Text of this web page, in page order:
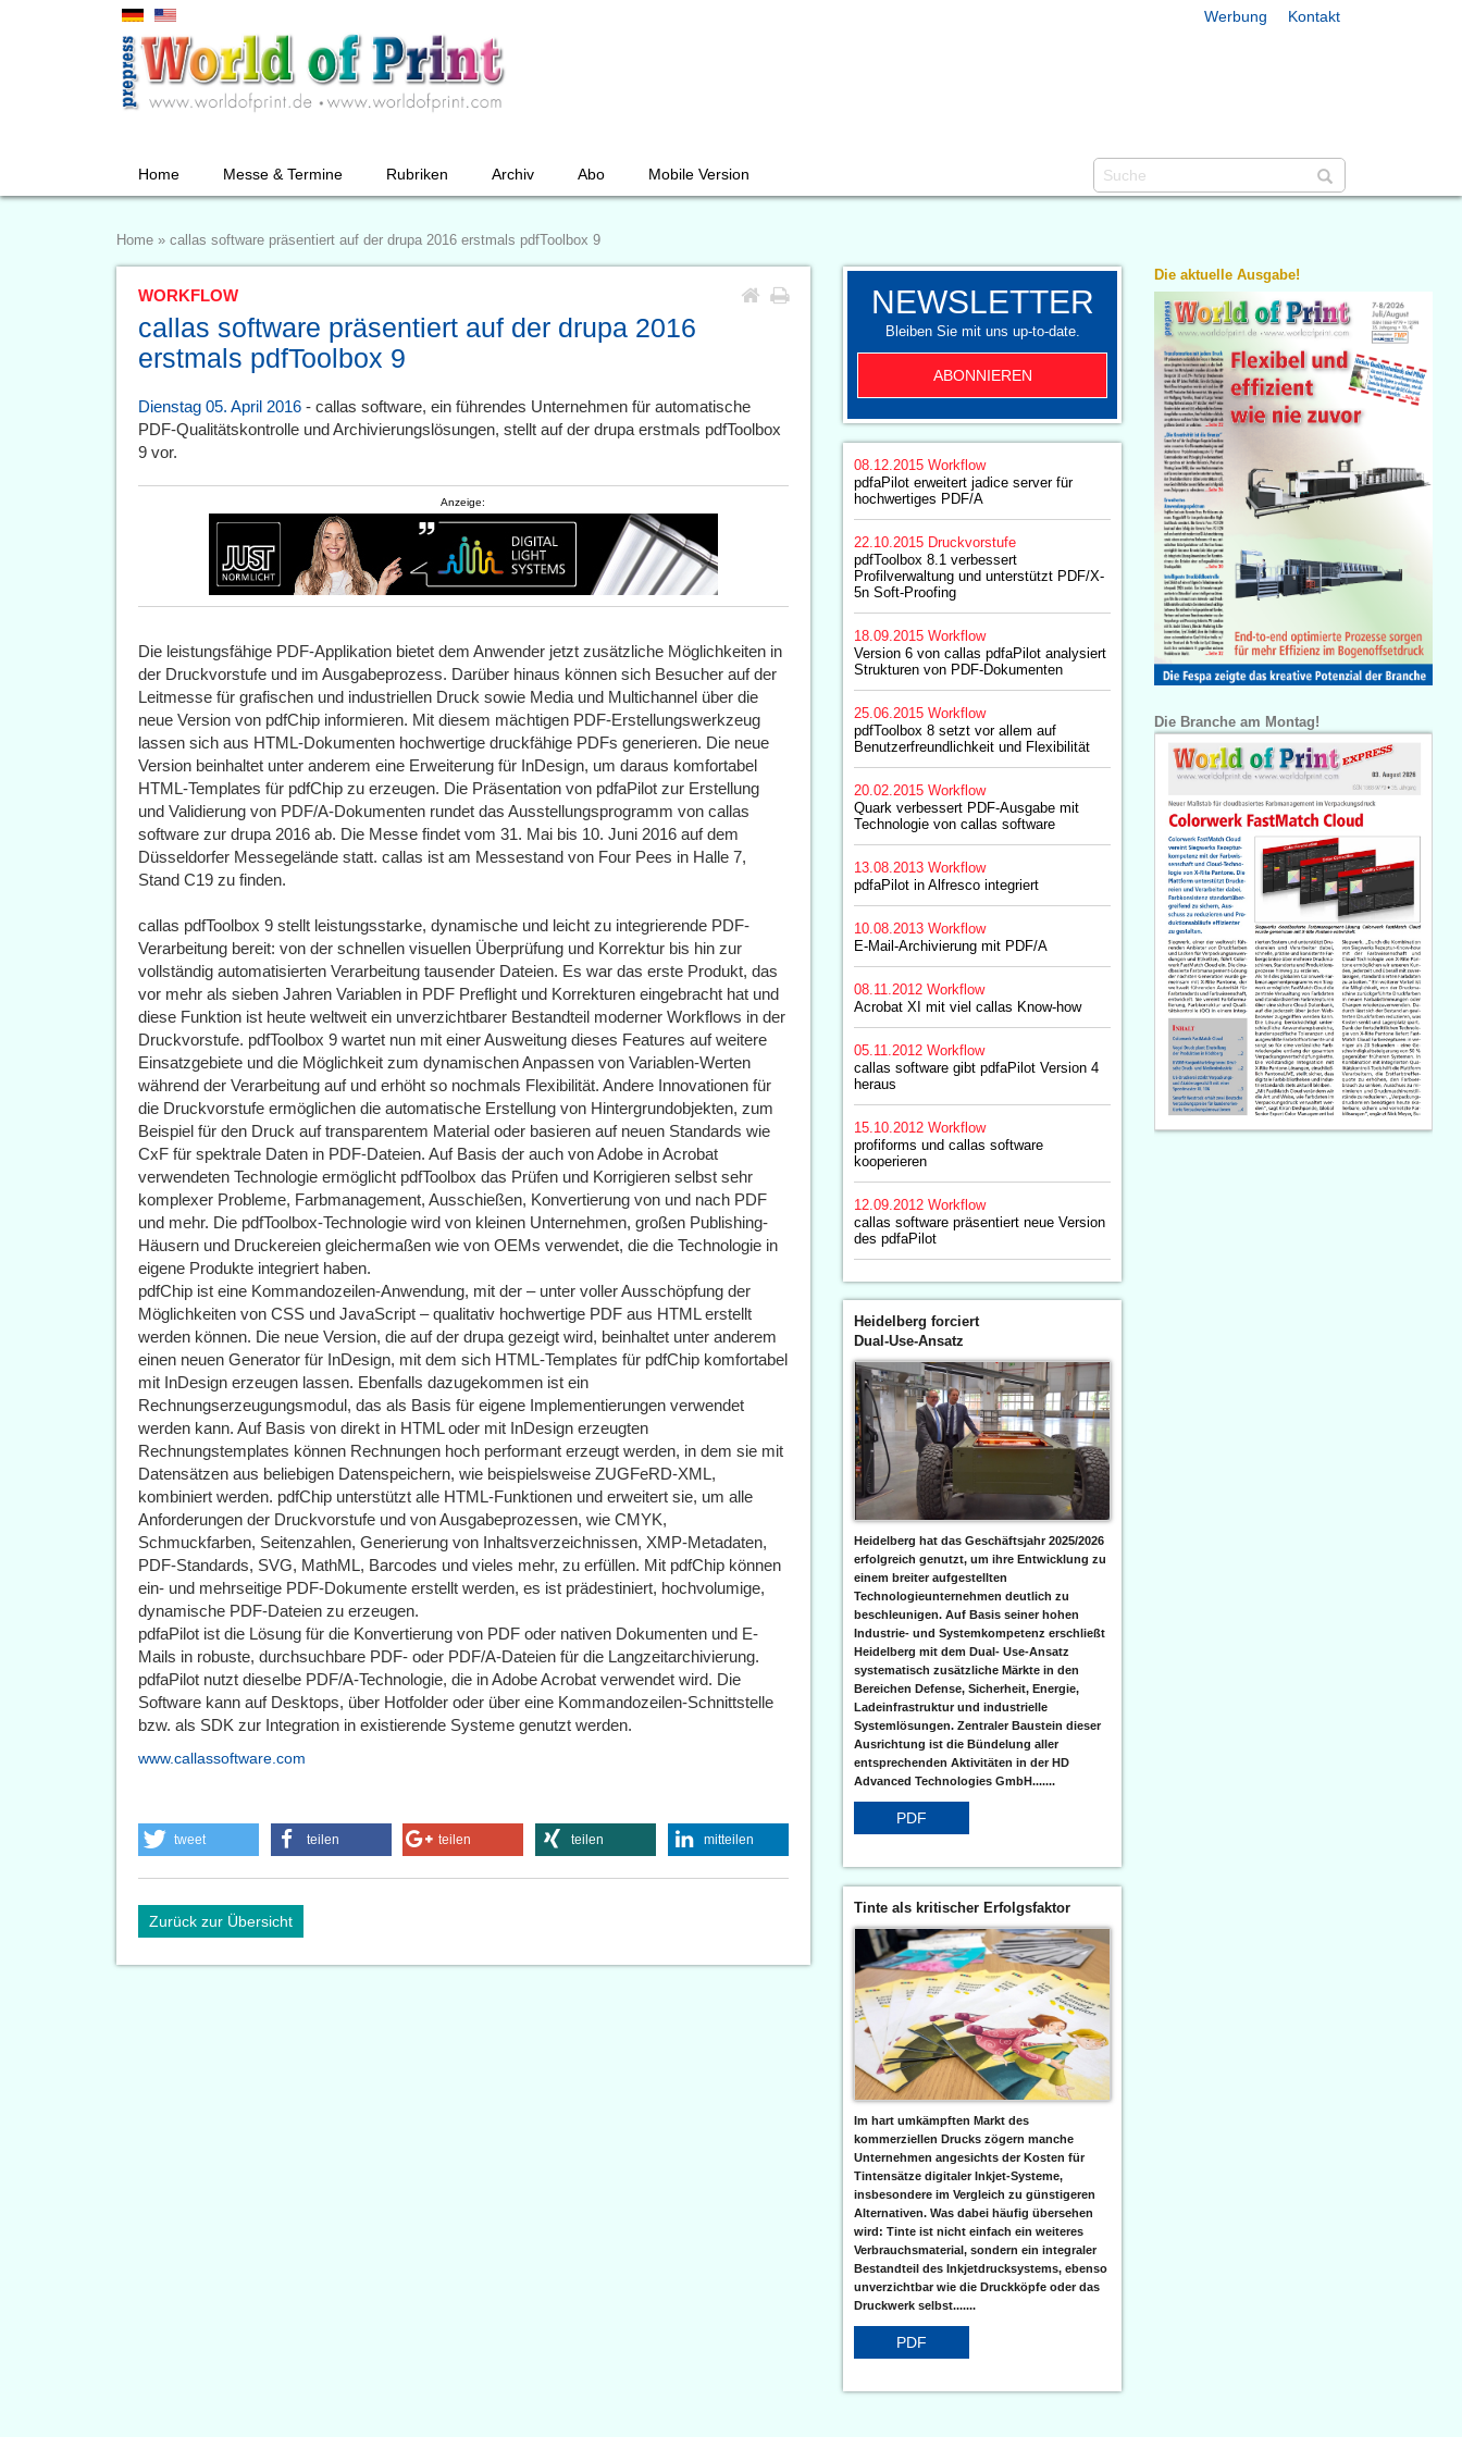
Werbung Kontakt
Home Messe & Termine Rubriken Archiv Abo Mobile Version
Home » callas software präsentiert auf der drupa 2016 erstmals pdfToolbox 9
WORKFLOW
callas software präsentiert auf der drupa 2016
erstmals pdfToolbox 9
Dienstag 05. April 2016 - callas software, ein führendes Unternehmen für automatische
PDF-Qualitätskontrolle und Archivierungslösungen, stellt auf der drupa erstmals pdfToolbox
9 vor.
Anzeige:
Die leistungsfähige PDF-Applikation bietet dem Anwender jetzt zusätzliche Möglichkeiten in
der Druckvorstufe und im Ausgabeprozess. Darüber hinaus können sich Besucher auf der
Leitmesse für grafischen und industriellen Druck sowie Media und Multichannel über die
neue Version von pdfChip informieren. Mit diesem mächtigen PDF-Erstellungswerkzeug
lassen sich aus HTML-Dokumenten hochwertige druckfähige PDFs generieren. Die neue
Version beinhaltet unter anderem eine Erweiterung für InDesign, um daraus komfortabel
HTML-Templates für pdfChip zu erzeugen. Die Präsentation von pdfaPilot zur Erstellung
und Validierung von PDF/A-Dokumenten rundet das Ausstellungsprogramm von callas
software zur drupa 2016 ab. Die Messe findet vom 31. Mai bis 10. Juni 2016 auf dem
Düsseldorfer Messegelände statt. callas ist am Messestand von Four Pees in Halle 7,
Stand C19 zu finden.
callas pdfToolbox 9 stellt leistungsstarke, dynamische und leicht zu integrierende PDF-
Verarbeitung bereit: von der schnellen visuellen Überprüfung und Korrektur bis hin zur
vollständig automatisierten Verarbeitung tausender Dateien. Es war das erste Produkt, das
vor mehr als sieben Jahren Variablen in PDF Preflight und Korrekturen eingebracht hat und
diese Funktion ist heute weltweit ein unverzichtbarer Bestandteil moderner Workflows in der
Druckvorstufe. pdfToolbox 9 wartet nun mit einer Ausweitung dieses Features auf weitere
Einsatzgebiete und die Möglichkeit zum dynamischen Anpassen von Variablen-Werten
während der Verarbeitung auf und erhöht so nochmals Flexibilität. Andere Innovationen für
die Druckvorstufe ermöglichen die automatische Erstellung von Hintergrundobjekten, zum
Beispiel für den Druck auf transparentem Material oder basieren auf neuen Standards wie
CxF für spektrale Daten in PDF-Dateien. Auf Basis der auch von Adobe in Acrobat
verwendeten Technologie ermöglicht pdfToolbox das Prüfen und Korrigieren selbst sehr
komplexer Probleme, Farbmanagement, Ausschießen, Konvertierung von und nach PDF
und mehr. Die pdfToolbox-Technologie wird von kleinen Unternehmen, großen Publishing-
Häusern und Druckereien gleichermaßen wie von OEMs verwendet, die die Technologie in
eigene Produkte integriert haben.
pdfChip ist eine Kommandozeilen-Anwendung, mit der – unter voller Ausschöpfung der
Möglichkeiten von CSS und JavaScript – qualitativ hochwertige PDF aus HTML erstellt
werden können. Die neue Version, die auf der drupa gezeigt wird, beinhaltet unter anderem
einen neuen Generator für InDesign, mit dem sich HTML-Templates für pdfChip komfortabel
mit InDesign erzeugen lassen. Ebenfalls dazugekommen ist ein
Rechnungserzeugungsmodul, das als Basis für eigene Implementierungen verwendet
werden kann. Auf Basis von direkt in HTML oder mit InDesign erzeugten
Rechnungstemplates können Rechnungen hoch performant erzeugt werden, in dem sie mit
Datensätzen aus beliebigen Datenspeichern, wie beispielsweise ZUGFeRD-XML,
kombiniert werden. pdfChip unterstützt alle HTML-Funktionen und erweitert sie, um alle
Anforderungen der Druckvorstufe und von Ausgabeprozessen, wie CMYK,
Schmuckfarben, Seitenzahlen, Generierung von Inhaltsverzeichnissen, XMP-Metadaten,
PDF-Standards, SVG, MathML, Barcodes und vieles mehr, zu erfüllen. Mit pdfChip können
ein- und mehrseitige PDF-Dokumente erstellt werden, es ist prädestiniert, hochvolumige,
dynamische PDF-Dateien zu erzeugen.
pdfaPilot ist die Lösung für die Konvertierung von PDF oder nativen Dokumenten und E-
Mails in robuste, durchsuchbare PDF- oder PDF/A-Dateien für die Langzeitarchivierung.
pdfaPilot nutzt dieselbe PDF/A-Technologie, die in Adobe Acrobat verwendet wird. Die
Software kann auf Desktops, über Hotfolder oder über eine Kommandozeilen-Schnittstelle
bzw. als SDK zur Integration in existierende Systeme genutzt werden.
www.callassoftware.com
tweet teilen teilen teilen mitteilen
Zurück zur Übersicht
NEWSLETTER
Bleiben Sie mit uns up-to-date.
ABONNIEREN
08.12.2015 Workflow
pdfaPilot erweitert jadice server für
hochwertiges PDF/A
22.10.2015 Druckvorstufe
pdfToolbox 8.1 verbessert
Profilverwaltung und unterstützt PDF/X-
5n Soft-Proofing
18.09.2015 Workflow
Version 6 von callas pdfaPilot analysiert
Strukturen von PDF-Dokumenten
25.06.2015 Workflow
pdfToolbox 8 setzt vor allem auf
Benutzerfreundlichkeit und Flexibilität
20.02.2015 Workflow
Quark verbessert PDF-Ausgabe mit
Technologie von callas software
13.08.2013 Workflow
pdfaPilot in Alfresco integriert
10.08.2013 Workflow
E-Mail-Archivierung mit PDF/A
08.11.2012 Workflow
Acrobat XI mit viel callas Know-how
05.11.2012 Workflow
callas software gibt pdfaPilot Version 4
heraus
15.10.2012 Workflow
profiforms und callas software
kooperieren
12.09.2012 Workflow
callas software präsentiert neue Version
des pdfaPilot
Heidelberg forciert
Dual-Use-Ansatz
Heidelberg hat das Geschäftsjahr 2025/2026
erfolgreich genutzt, um ihre Entwicklung zu
einem breiter aufgestellten
Technologieunternehmen deutlich zu
beschleunigen. Auf Basis seiner hohen
Industrie- und Systemkompetenz erschließt
Heidelberg mit dem Dual- Use-Ansatz
systematisch zusätzliche Märkte in den
Bereichen Defense, Sicherheit, Energie,
Ladeinfrastruktur und industrielle
Systemlösungen. Zentraler Baustein dieser
Ausrichtung ist die Bündelung aller
entsprechenden Aktivitäten in der HD
Advanced Technologies GmbH.......
PDF
Tinte als kritischer Erfolgsfaktor
Im hart umkämpften Markt des
kommerziellen Drucks zögern manche
Unternehmen angesichts der Kosten für
Tintensätze digitaler Inkjet-Systeme,
insbesondere im Vergleich zu günstigeren
Alternativen. Was dabei häufig übersehen
wird: Tinte ist nicht einfach ein weiteres
Verbrauchsmaterial, sondern ein integraler
Bestandteil des Inkjetdrucksystems, ebenso
unverzichtbar wie die Druckköpfe oder das
Druckwerk selbst.......
PDF
Die aktuelle Ausgabe!
Die Branche am Montag!